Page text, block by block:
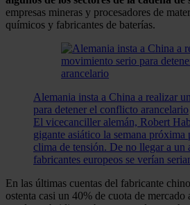
empresas mineras y procesadores de
químicos y fabricantes de baterías.
Alemania insta a China a realizar
para detener el conflicto arancelario
El vicecanciller alemán, Robert
gigante asiático la semana próxima
clima de tensión. De no llegar a un
fabricantes europeos se verían
En las últimas cuentas del fabricante
ostenta casi un 40% de cuota de